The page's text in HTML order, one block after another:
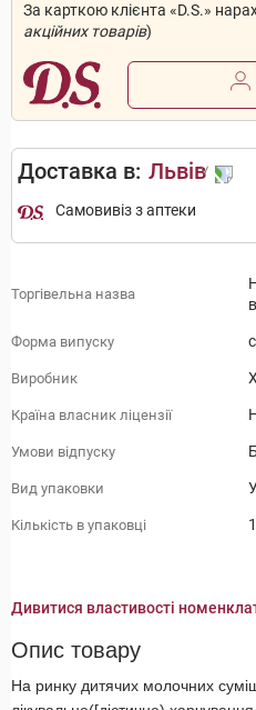
За карткою клієнта «D.S.»
акційних товарів)
Доставка в: Львів
Самовивіз з аптеки
Торгівельна назва
Форма випуску
Виробник
Країна власник ліцензії
Умови відпуску
Вид упаковки
Кількість в упаковці
Дивитися властивості
Опис товару
На ринку дитячих молочних